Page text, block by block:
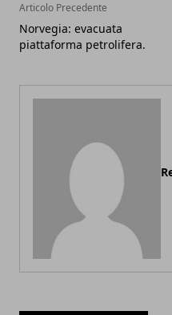
Articolo Precedente
Norvegia: evacuata
piattaforma petrolifera.